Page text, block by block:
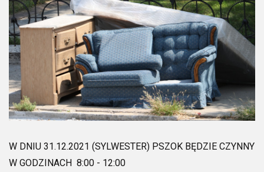
W DNIU 31.12.2021 (SYLWESTER) PSZOK BĘDZIE CZYNNY
W GODZINACH 8:00 - 12:00